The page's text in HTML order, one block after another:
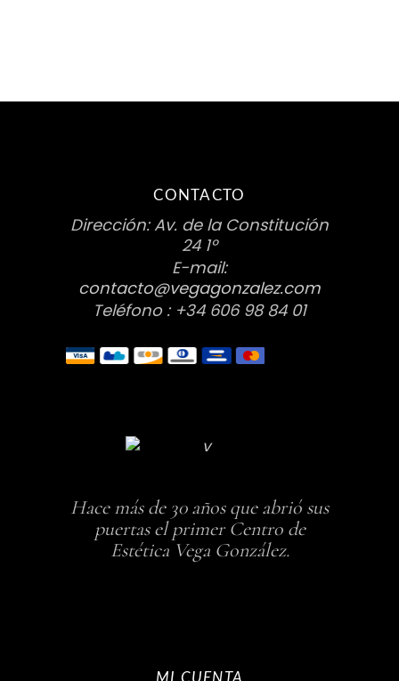
CONTACTO
Dirección: Av. de la Constitución
24 1º
E-mail:
contacto@vegagonzalez.com
Teléfono : +34 606 98 84 01
Hace más de 30 años que abrió sus
puertas el primer Centro de
Estética Vega González.
MI CUENTA